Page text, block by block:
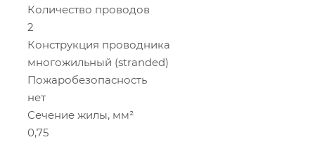
Количество проводов
2
Конструкция проводника
многожильный (stranded)
Пожаробезопасность
нет
Сечение жилы, мм²
0,75